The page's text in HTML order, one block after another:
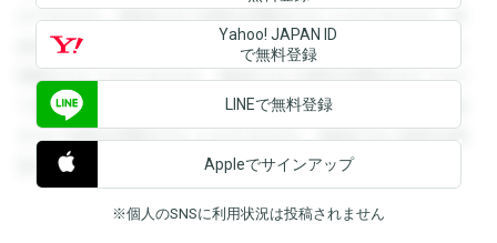
ができます。登録すると回答を閲覧することができます。登
録すると回答を閲覧することができます。登録すると回答を
閲覧することができます。登録すると回答を閲覧することが
できます。登録すると回答を閲覧することができます。登録
すると回答を閲覧することができます。登録すると回答を閲
覧することができます。
Yahoo! JAPAN ID
で無料登録
LINEで無料登録
Appleでサインアップ
※個人のSNSに利用状況は投稿されません